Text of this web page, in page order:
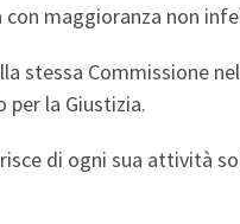
maggioranza non
stessa Commissione
la Giustizia.
di ogni sua attività